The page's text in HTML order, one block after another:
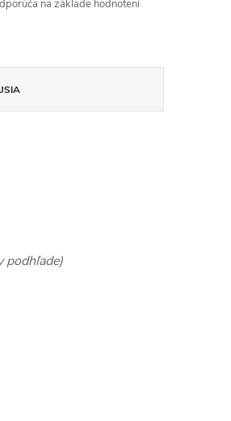
na základe hodnotení
podhľade)